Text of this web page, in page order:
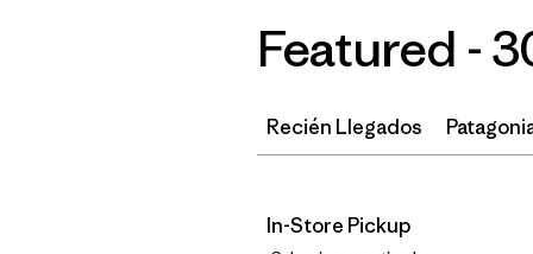
Featured -
Recién Llegados
In-Store Pickup